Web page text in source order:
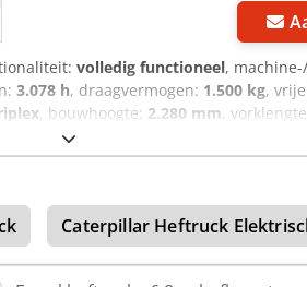
volledig functioneel,
3.078 h, draagvermogen: 1.500 kg,
, bouwhoogte: 2.280 mm,
UVV veiligheidskeuring,
en inruil in overleg mogelijk.
Caterpillar Heftruck